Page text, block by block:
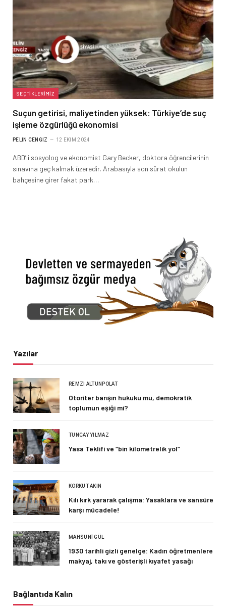
SEÇTIKLERIMIZ
Suçun getirisi, maliyetinden yüksek: Türkiye’de suç
işleme özgürlüğü ekonomisi
PELIN CENGIZ 12 EKIM 2024
ABD’li sosyolog ve ekonomist Gary Becker, doktora öğrencilerinin
sınavına geç kalmak üzeredir. Arabasıyla son sürat okulun
bahçesine girer fakat park…
Yazılar
REMZI ALTUNPOLAT
Otoriter barışın hukuku mu, demokratik
toplumun eşiği mi?
TUNCAY YILMAZ
Yasa Teklifi ve “bin kilometrelik yol”
KORKUT AKIN
Kılı kırk yararak çalışma: Yasaklara ve sansüre
karşı mücadele!
MAHSUNI GÜL
1930 tarihli gizli genelge: Kadın öğretmenlere
makyaj, takı ve gösterişli kıyafet yasağı
Bağlantıda Kalın